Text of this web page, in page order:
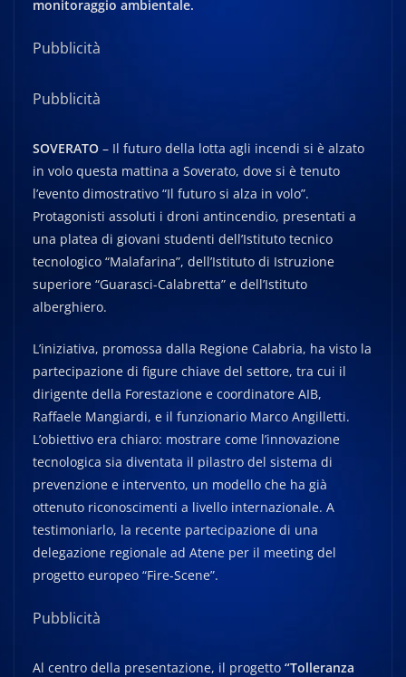
monitoraggio ambientale.
Pubblicità
Pubblicità
SOVERATO – Il futuro della lotta agli incendi si è alzato
in volo questa mattina a Soverato, dove si è tenuto
l’evento dimostrativo “Il futuro si alza in volo”.
Protagonisti assoluti i droni antincendio, presentati a
una platea di giovani studenti dell’Istituto tecnico
tecnologico “Malafarina”, dell’Istituto di Istruzione
superiore “Guarasci-Calabretta” e dell’Istituto
alberghiero.
L’iniziativa, promossa dalla Regione Calabria, ha visto la
partecipazione di figure chiave del settore, tra cui il
dirigente della Forestazione e coordinatore AIB,
Raffaele Mangiardi, e il funzionario Marco Angilletti.
L’obiettivo era chiaro: mostrare come l’innovazione
tecnologica sia diventata il pilastro del sistema di
prevenzione e intervento, un modello che ha già
ottenuto riconoscimenti a livello internazionale. A
testimoniarlo, la recente partecipazione di una
delegazione regionale ad Atene per il meeting del
progetto europeo “Fire-Scene”.
Pubblicità
Al centro della presentazione, il progetto “Tolleranza